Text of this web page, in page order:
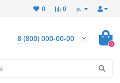
р.
0
0
8 (800) 000-00-00
0